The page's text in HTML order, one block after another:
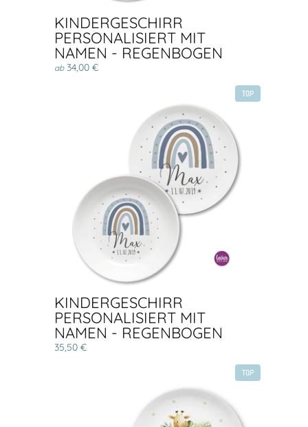
KINDERGESCHIRR
PERSONALISIERT MIT
NAMEN - REGENBOGEN
ab34,00 €
TOP
KINDERGESCHIRR
PERSONALISIERT MIT
NAMEN - REGENBOGEN
35,50 €
TOP